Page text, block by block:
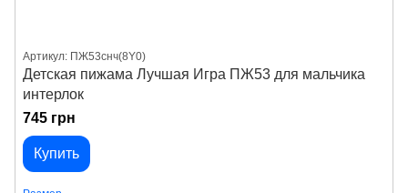
Артикул: ПЖ53снч(8Y0)
Детская пижама Лучшая Игра ПЖ53 для мальчика
интерлок
745 грн
Купить